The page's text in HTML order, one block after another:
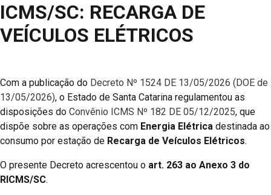
ICMS/SC: RECARGA DE
VEÍCULOS ELÉTRICOS
Com a publicação do Decreto Nº 1524 DE 13/05/2026 (DOE de
13/05/2026), o Estado de Santa Catarina regulamentou as
disposições do Convênio ICMS Nº 182 DE 05/12/2025, que
dispõe sobre as operações com Energia Elétrica destinada ao
consumo por estação de Recarga de Veículos Elétricos.
O presente Decreto acrescentou o art. 263 ao Anexo 3 do
RICMS/SC.